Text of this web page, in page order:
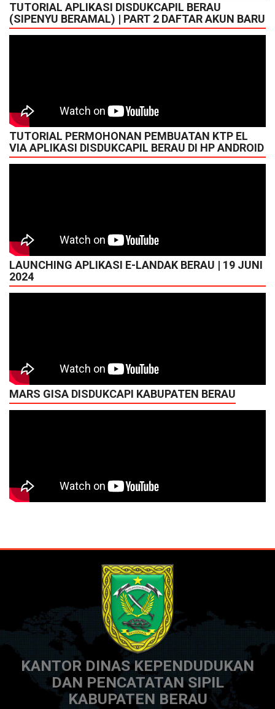
TUTORIAL APLIKASI DISDUKCAPIL BERAU
(SIPENYU BERAMAL) | PART 2 DAFTAR AKUN BARU
TUTORIAL PERMOHONAN PEMBUATAN KTP EL
VIA APLIKASI DISDUKCAPIL BERAU DI HP ANDROID
LAUNCHING APLIKASI E-LANDAK BERAU | 19 JUNI
2024
MARS GISA DISDUKCAPI KABUPATEN BERAU
KANTOR DINAS KEPENDUDUKAN
DAN PENCATATAN SIPIL
KABUPATEN BERAU